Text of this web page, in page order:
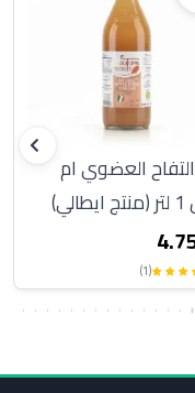
العضوي ام
(1)